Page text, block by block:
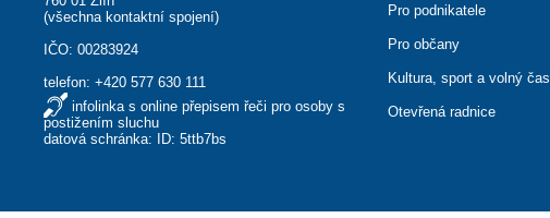
(všechna kontaktní spojení)
IČO: 00283924
telefon:+420 577 630 111
infolinka s online přepisem řeči pro osoby s
postižením sluchu
datová schránka: ID: 5ttb7bs
Pro podnikatele
Pro občany
Kultura, sport a volný čas
Otevřená radnice